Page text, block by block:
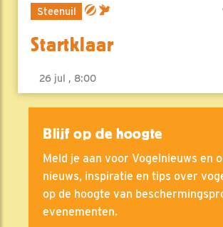
Steenuil
Startklaar
26 jul , 8:00
Blijf op de hoogte
Meld je aan voor Vogelnieuws en
nieuws, inspiratie en tips over
op de hoogte van
evenementen.